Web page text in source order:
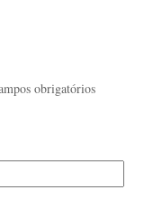
obrigatórios